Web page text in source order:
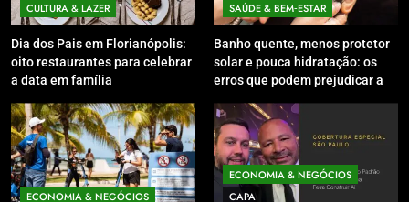
CULTURA & LAZER
Dia dos Pais em Florianópolis:
oito restaurantes para celebrar
a data em família
SAÚDE & BEM‑ESTAR
Banho quente, menos protetor
solar e pouca hidratação: os
erros que podem prejudicar a
inverno
ECONOMIA & NEGÓCIOS
ECONOMIA & NEGÓCIOS
CAPA